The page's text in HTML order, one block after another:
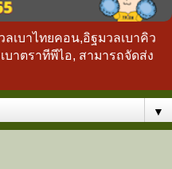
เบาไทยคอน,อิฐมวลเบาคิว
บาตราทีพีไอ, สามารถจัดส่ง
▼